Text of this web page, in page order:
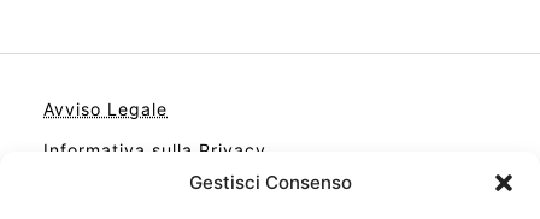
Gestisci Consenso
Avviso Legale
Informativa sulla Privacy